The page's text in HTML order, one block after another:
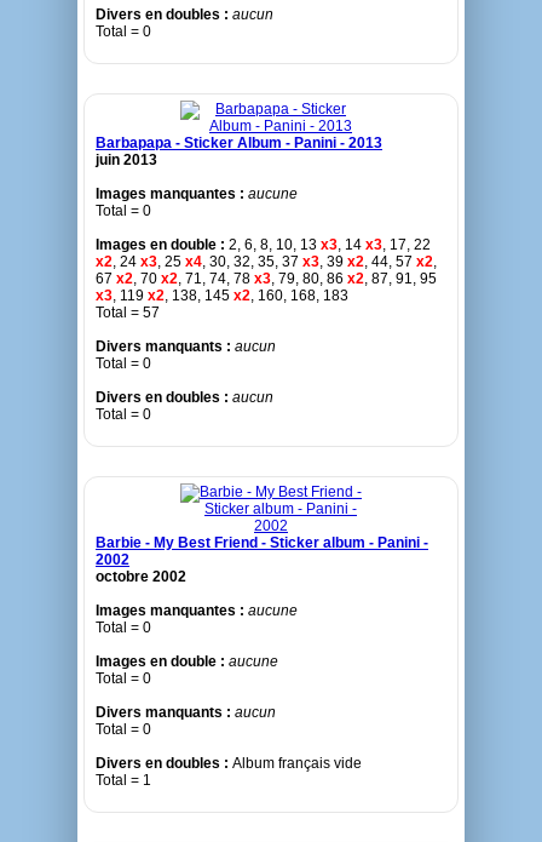
Divers en doubles : aucun
Total = 0
Barbapapa - Sticker Album - Panini - 2013
juin 2013
Images manquantes : aucune
Total = 0
Images en double : 2, 6, 8, 10, 13 x3, 14 x3, 17, 22
x2, 24 x3, 25 x4, 30, 32, 35, 37 x3, 39 x2, 44, 57 x2,
67 x2, 70 x2, 71, 74, 78 x3, 79, 80, 86 x2, 87, 91, 95
x3, 119 x2, 138, 145 x2, 160, 168, 183
Total = 57
Divers manquants : aucun
Total = 0
Divers en doubles : aucun
Total = 0
Barbie - My Best Friend - Sticker album - Panini -
2002
octobre 2002
Images manquantes : aucune
Total = 0
Images en double : aucune
Total = 0
Divers manquants : aucun
Total = 0
Divers en doubles : Album français vide
Total = 1